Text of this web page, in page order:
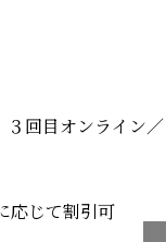
回目オンライン／
じて割引可